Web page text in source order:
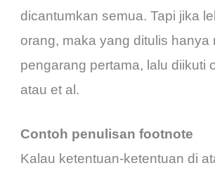
dicantumkan semua. Tapi jika
orang, maka yang ditulis hanya
pengarang pertama, lalu diikuti
atau et al.
Contoh penulisan footnote
Kalau ketentuan-ketentuan di